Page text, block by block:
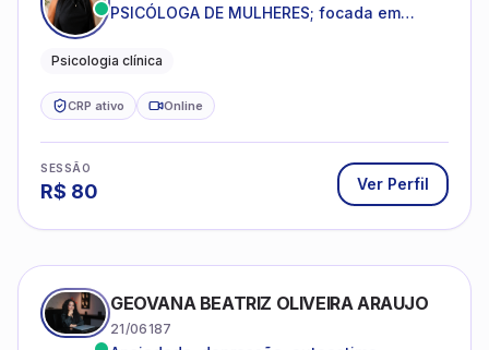
PSICÓLOGA DE MULHERES; focada em
dentro da sua realidade.
Psicologia clínica
CRP ativo Online
SESSÃO
R$ 80 Ver Perfil
GEOVANA BEATRIZ OLIVEIRA ARAUJO
21/06187